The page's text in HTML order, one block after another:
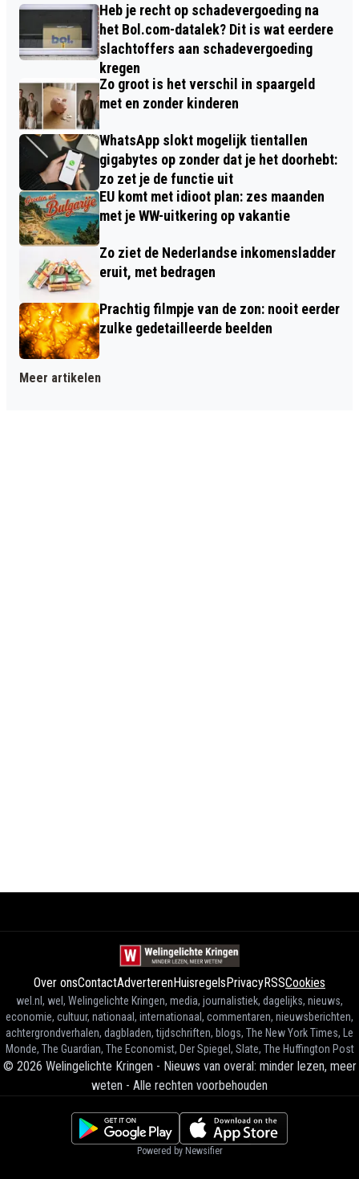
Heb je recht op schadevergoeding na
het Bol.com-datalek? Dit is wat eerdere
slachtoffers aan schadevergoeding
kregen
Zo groot is het verschil in spaargeld
met en zonder kinderen
WhatsApp slokt mogelijk tientallen
gigabytes op zonder dat je het doorhebt:
zo zet je de functie uit
EU komt met idioot plan: zes maanden
met je WW-uitkering op vakantie
Zo ziet de Nederlandse inkomensladder
eruit, met bedragen
Prachtig filmpje van de zon: nooit eerder
zulke gedetailleerde beelden
Meer artikelen
Over onsContactAdverterenHuisregelsPrivacyRSSCookies
wel.nl, wel, Welingelichte Kringen, media, journalistiek, dagelijks, nieuws,
economie, cultuur, nationaal, internationaal, commentaren, nieuwsberichten,
achtergrondverhalen, dagbladen, tijdschriften, blogs, The New York Times, Le
Monde, The Guardian, The Economist, Der Spiegel, Slate, The Huffington Post
© 2026 Welingelichte Kringen - Nieuws van overal: minder lezen, meer
weten - Alle rechten voorbehouden
Powered by Newsifier